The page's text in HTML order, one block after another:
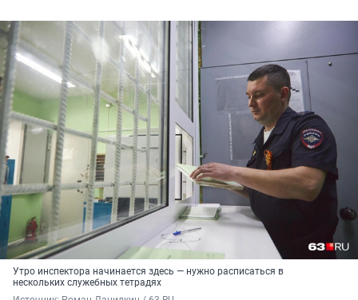
Утро инспектора начинается здесь — нужно расписаться в
нескольких служебных тетрадях